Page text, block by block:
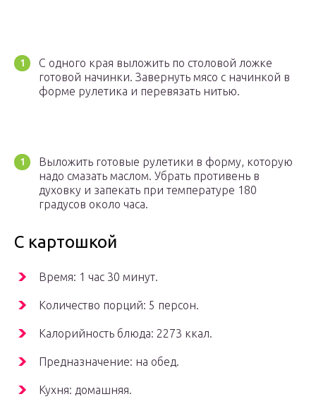
С одного края выложить по столовой ложке
готовой начинки. Завернуть мясо с начинкой в
форме рулетика и перевязать нитью.
Выложить готовые рулетики в форму, которую
надо смазать маслом. Убрать противень в
духовку и запекать при температуре 180
градусов около часа.
С картошкой
Время: 1 час 30 минут.
Количество порций: 5 персон.
Калорийность блюда: 2273 ккал.
Предназначение: на обед.
Кухня: домашняя.